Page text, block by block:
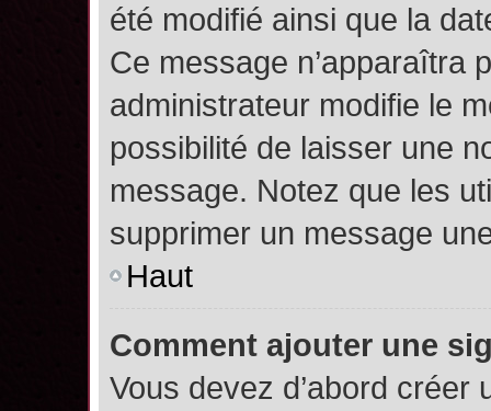
été modifié ainsi que la
Ce message n’apparaîtra
administrateur modifie le
possibilité de laisser une
message. Notez que les
supprimer un message
Haut
Comment ajouter une
Vous devez d’abord